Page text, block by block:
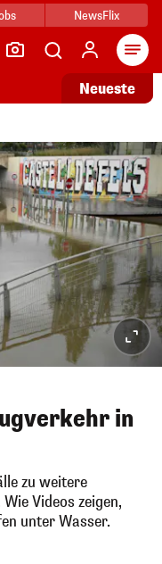
NewsFlix
Neueste
in
zu weitere
Videos zeigen,
unter Wasser.